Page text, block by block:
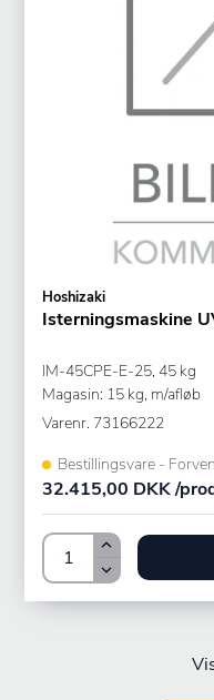
Hoshizaki
Isterningsmaskine
IM-45CPE-E-25, 45 kg
Magasin: 15 kg, m/afløb
Varenr. 73166222
Bestillingsvare -
32.415,00 DKK /